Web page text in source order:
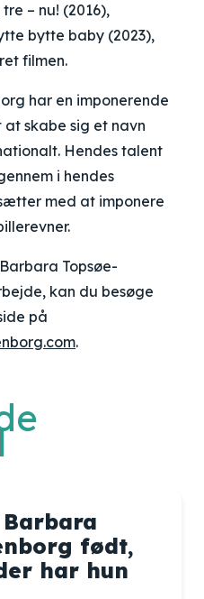
– nu! (2016),
bytte baby (2023),
filmen.
har en imponerende
skabe sig et navn
Hendes talent
i hendes
med at imponere
Topsøe-
kan du besøge
på
.
født,
har hun